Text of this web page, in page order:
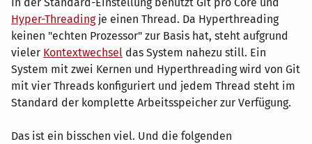
Hyper-Threadingje einen Thread. Da Hyperthreading
keinen "echten Prozessor" zur Basis hat, steht aufgrund
vieler Kontextwechsel das System nahezu still. Ein
System mit zwei Kernen und Hyperthreading wird von Git
mit vier Threads konfiguriert und jedem Thread steht im
Standard der komplette Arbeitsspeicher zur Verfügung.
Das ist ein bisschen viel. Und die folgenden